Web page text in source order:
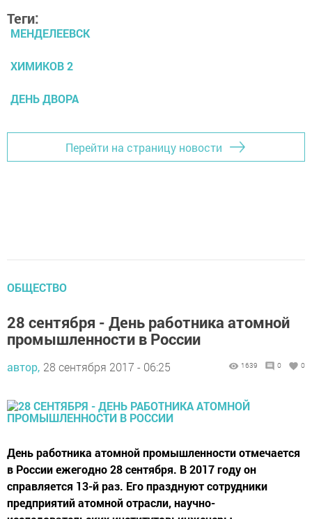
Теги:
МЕНДЕЛЕЕВСК
ХИМИКОВ 2
ДЕНЬ ДВОРА
Перейти на страницу новости
ОБЩЕСТВО
28 сентября - День работника атомной
промышленности в России
автор, 28 сентября 2017 - 06:25 1639 0 0
День работника атомной промышленности отмечается
в России ежегодно 28 сентября. В 2017 году он
справляется 13-й раз. Его празднуют сотрудники
предприятий атомной отрасли, научно-